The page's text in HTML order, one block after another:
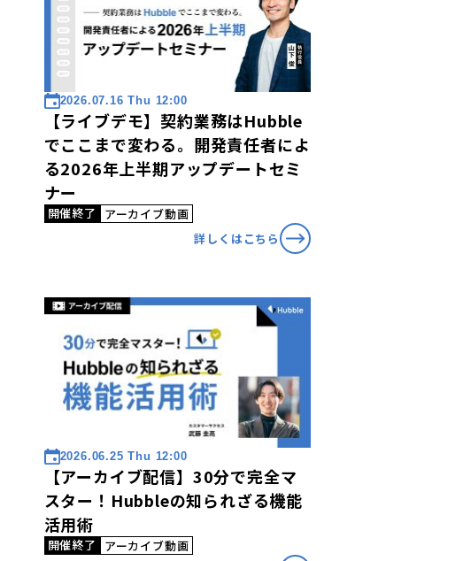
2026.07.16 Thu 12:00
【ライブデモ】契約業務はHubble
でここまで変わる。開発責任者によ
る2026年上半期アップデートセミ
ナー
開催終了
アーカイブ動画
詳しくはこちら
2026.06.25 Thu 12:00
【アーカイブ配信】30分で完全マ
スター！Hubbleの知られざる機能
活用術
開催終了
アーカイブ動画